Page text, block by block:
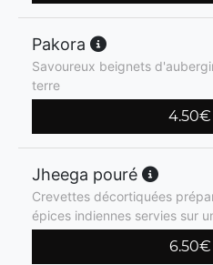
Pakora
Savoureux beignets
terre
4.50€
Jheega pouré
Crevettes décortiquées
épices indiennes servies sur
6.50€